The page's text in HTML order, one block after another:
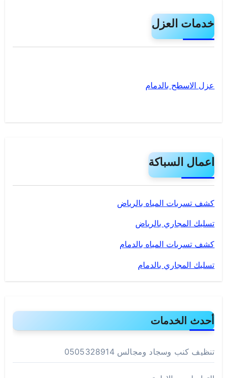
خدمات العزل
عزل الاسطح بالدمام
اعمال السباكة
كشف تسربات المياه بالرياض
تسليك المجاري بالرياض
كشف تسربات المياه بالدمام
تسليك المجاري بالدمام
أحدث الخدمات
تنظيف كنب وسجاد ومجالس 0505328914